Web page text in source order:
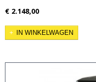
€ 2.148,00
IN WINKELWAGEN